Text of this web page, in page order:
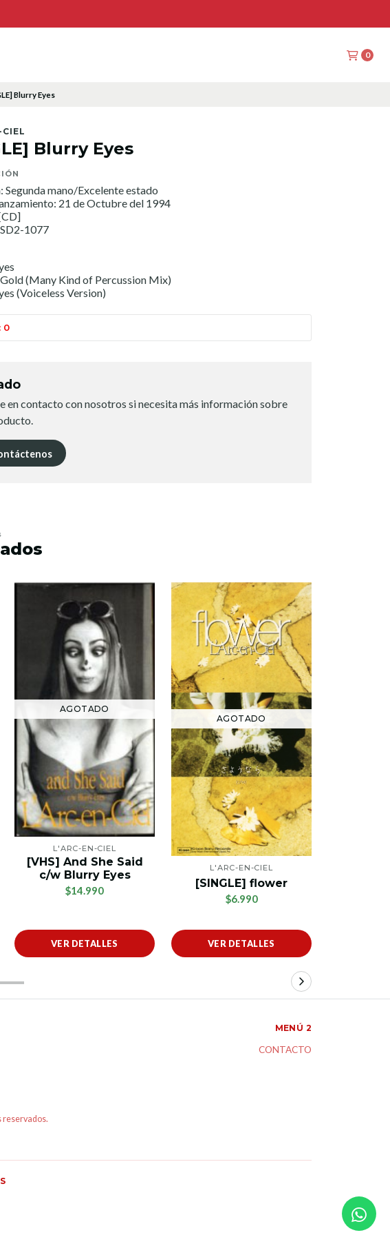
0
Blurry Eyes
CIEL
Blurry Eyes
Segunda mano/Excelente estado
21 de Octubre del 1994
1077
(Many Kind of Percussion Mix)
(Voiceless Version)
0
en contacto con nosotros si necesita más información sobre
AGOTADO
L'ARC-EN-CIEL
[VHS] And She Said
c/w Blurry Eyes
$14.990
VER DETALLES
AGOTADO
L'ARC-EN-CIEL
[SINGLE] flower
$6.990
VER DETALLES
reservados.
MENÚ 2
CONTACTO